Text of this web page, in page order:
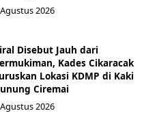
2026
Disebut Jauh dari
Kades Cikaracak
Lokasi KDMP di Kaki
Ciremai
2026